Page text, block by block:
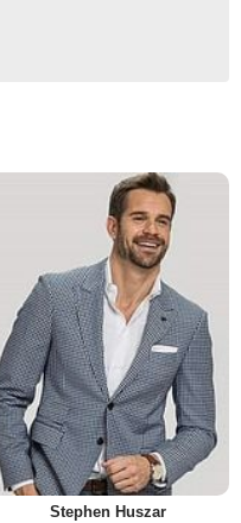
Stephen Huszar